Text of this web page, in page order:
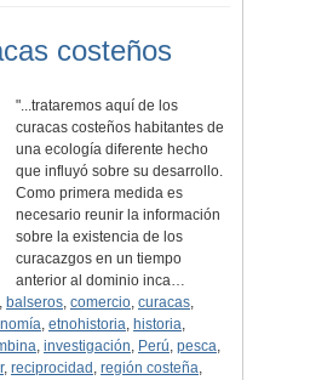
costeños
"...trataremos aquí de los
curacas costeños habitantes de
una ecología diferente hecho
que influyó sobre su desarrollo.
Como primera medida es
necesario reunir la información
sobre la existencia de los
curacazgos en un tiempo
anterior al dominio inca…
, balseros, comercio, curacas,
, etnohistoria, historia,
, investigación, Perú, pesca,
, reciprocidad , región costeña,